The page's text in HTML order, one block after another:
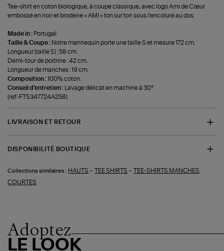
Tee-shirt en coton biologique, à coupe classique, avec logo Ami de Cœur
embossé en noir et broderie « AMI » ton sur ton sous l’encolure au dos.
Made in : Portugal.
Taille & Coupe : Notre mannequin porte une taille S et mesure 172 cm.
Longueur (taille S) : 58 cm.
Demi-tour de poitrine : 42 cm.
Longueur de manches : 19 cm.
Composition :100% coton.
Conseil d'entretien : Lavage délicat en machine à 30°.
(ref-FTS347724A258)
LIVRAISON ET RETOUR
DISPONIBILITÉ BOUTIQUE
Collections similaires : HAUTS -TEE SHIRTS -TEE-SHIRTS MANCHES
COURTES
Adoptez
LE LOOK